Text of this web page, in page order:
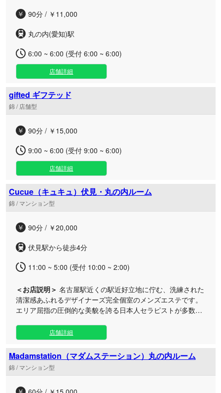
90分 / ￥11,000
丸の内(愛知)駅
6:00 ~ 6:00 (受付 6:00 ~ 6:00)
店舗詳細
gifted ギフテッド
錦 / 店舗型
90分 / ￥15,000
9:00 ~ 6:00 (受付 9:00 ~ 6:00)
店舗詳細
Cucue（キュキュ）伏見・丸の内ルーム
錦 / マンション型
90分 / ￥20,000
伏見駅から徒歩4分
11:00 ~ 5:00 (受付 10:00 ~ 2:00)
＜お店説明＞ 名古屋駅近くの駅近好立地に佇む、洗練された
清潔感あふれるデザイナーズ完全個室のメンズエステです。
エリア屈指の圧倒的な美貌を誇る日本人セラピストが多数在
と心からの優しい笑顔で、日々の仕事で蓄積した心身の疲れ
をじんわりと解きほぐし、芯から満たされる極上のひととき
をお届けいたします。自分へのご褒美や休日の特別なリフレ
ッシュに、日常の喧騒を忘れられる贅沢なプライベートタイ
ムを過ごしてみませんか。 リアルタイムの出勤情報から、ぜ
店舗詳細
Madamstation（マダムステーション）丸の内ルーム
錦 / マンション型